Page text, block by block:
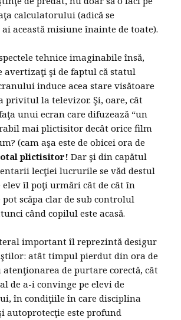
calculatorului (adică se
ai această misiune înainte de toate).
tehnice imaginabile însă,
şi de faptul că statul
induce acea stare visătoare
privitul la televizor. Şi, oare, cât
unui ecran care difuzează “un
mai plictisitor decât orice film
(cam aşa este de obicei ora de
plictisitor! Dar şi din capătul
lecţiei lucrurile se văd destul
elev îl poţi urmări cât de cât în
scăpa clar de sub controlul
când copilul este acasă.
important îl reprezintă desigur
atât timpul pierdut din ora de
de purtare corectă, cât
de a-i convinge pe elevi de
în condiţiile în care disciplina
autoprotecţie este profund